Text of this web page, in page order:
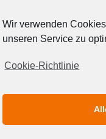
Wir verwenden
unseren Service zu
Cookie-Richtlinie